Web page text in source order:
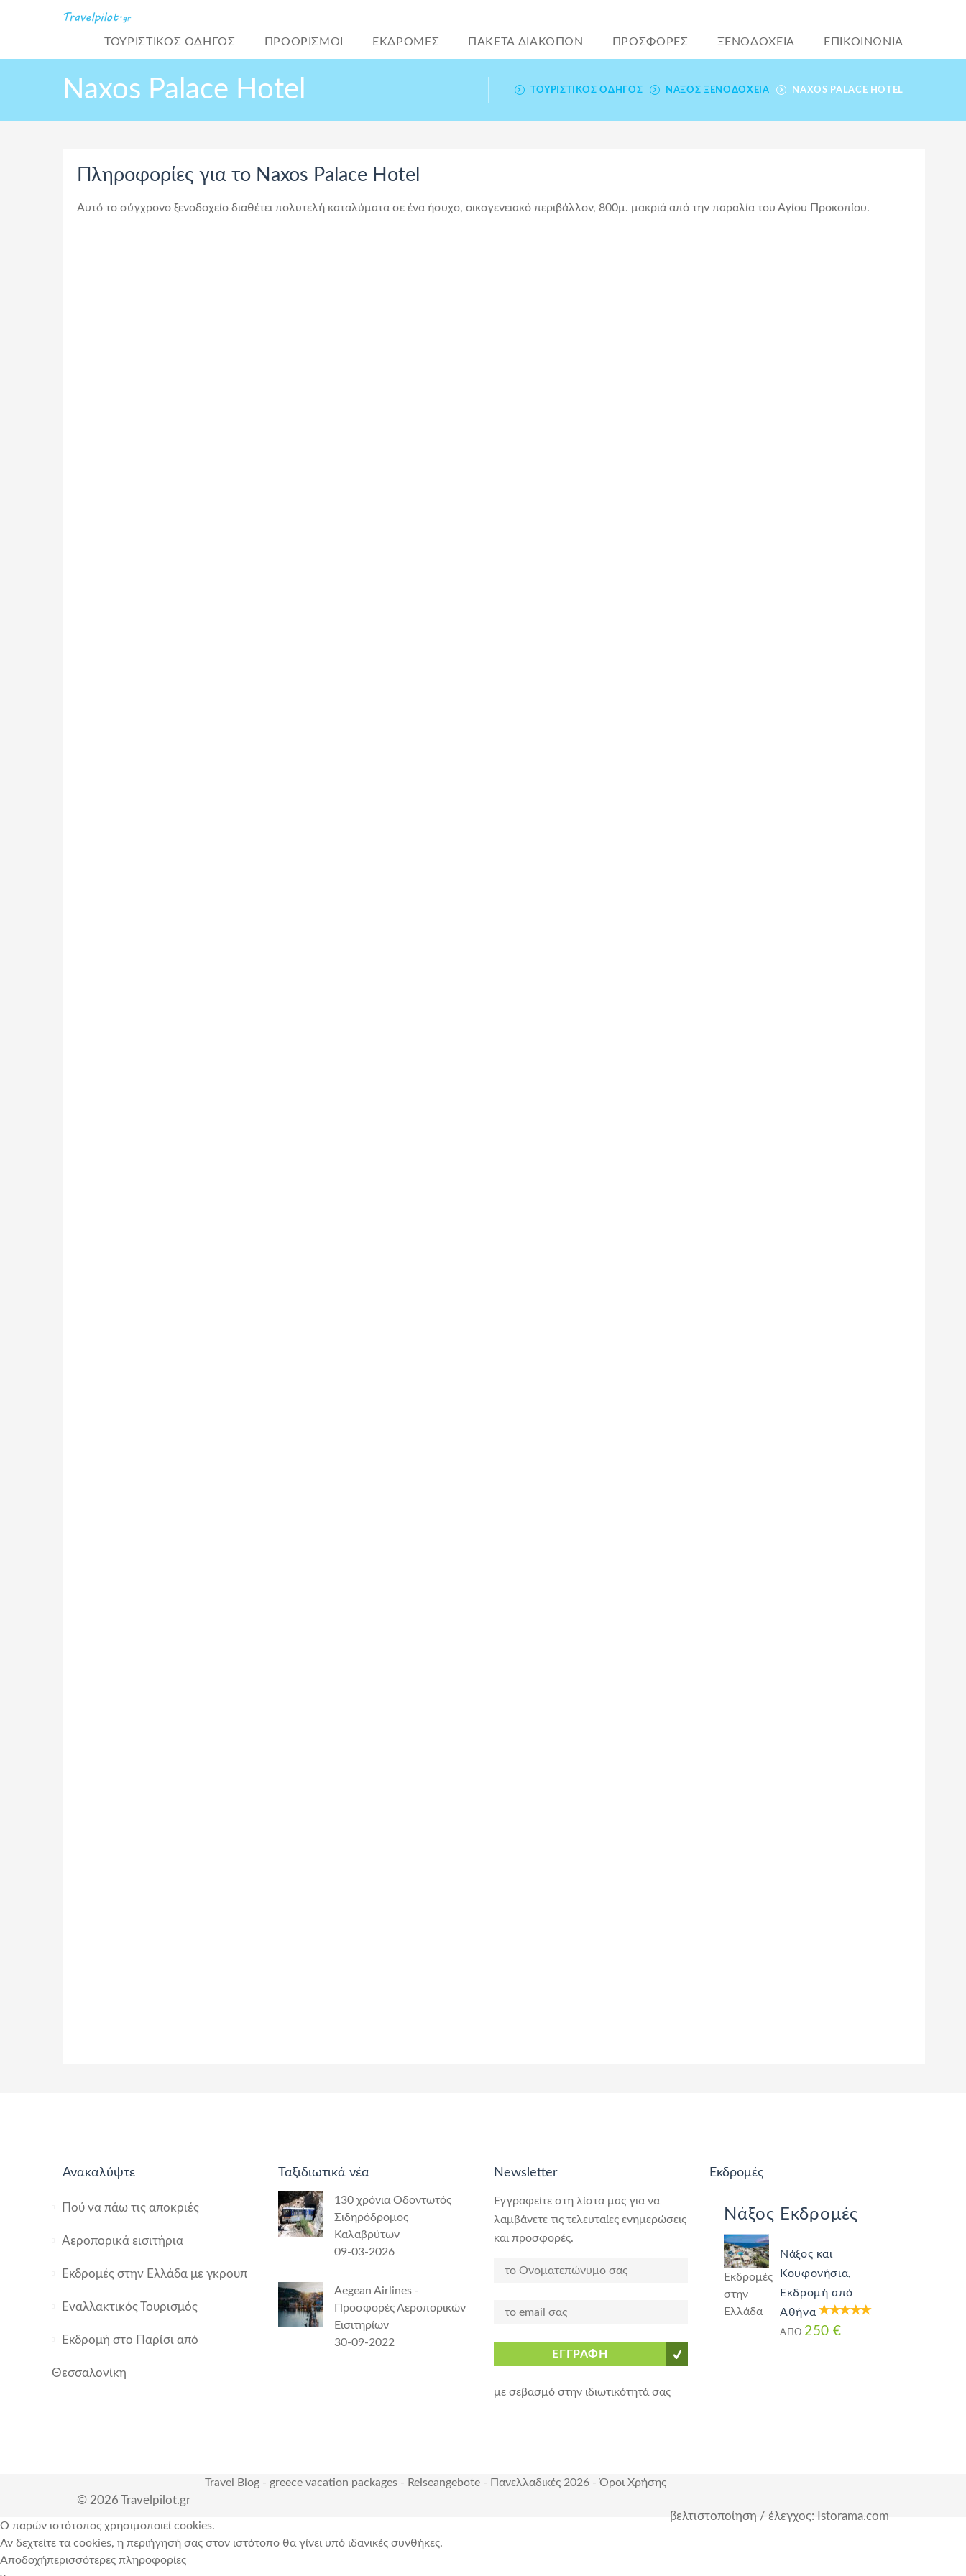
ΤΟΥΡΙΣΤΙΚΌΣ ΟΔΗΓΟΣ ΠΡΟΟΡΙΣΜΟΙ ΕΚΔΡΟΜΕΣ ΠΑΚΕΤΑ ΔΙΑΚΟΠΩΝ ΠΡΟΣΦΟΡΕΣ ΞΕΝΟΔΟΧΕΙΑ ΕΠΙΚΟΙΝΩΝΙΑ
Naxos Palace Hotel ΤΟΥΡΙΣΤΙΚΌΣ ΟΔΗΓΌΣ ΝΆΞΟΣ ΞΕΝΟΔΟΧΕΊΑ NAXOS PALACE HOTEL
Πληροφορίες για το Naxos Palace Hotel
Αυτό το σύγχρονο ξενοδοχείο διαθέτει πολυτελή καταλύματα σε ένα ήσυχο, οικογενειακό περιβάλλον, 800μ. μακριά από την παραλία του Αγίου Προκοπίου.
Ανακαλύψτε
Πού να πάω τις αποκριές
Αεροπορικά εισιτήρια
Εκδρομές στην Ελλάδα με γκρουπ
Εναλλακτικός Τουρισμός
Εκδρομή στο Παρίσι από
Θεσσαλονίκη
Ταξιδιωτικά νέα
130 χρόνια Οδοντωτός
Σιδηρόδρομος
Καλαβρύτων
09-03-2026
Aegean Airlines -
Προσφορές Αεροπορικών
Εισιτηρίων
30-09-2022
Newsletter
Εγγραφείτε στη λίστα μας για να
λαμβάνετε τις τελευταίες ενημερώσεις
και προσφορές.
ΕΓΓΡΑΦΗ
με σεβασμό στην ιδιωτικότητά σας
Εκδρομές
Νάξος Εκδρομές
Εκδρομές
στην
Ελλάδα
Νάξος και
Κουφονήσια,
Εκδρομή από
Αθήνα
ΑΠΌ 250 €
© 2026 Travelpilot.gr
Travel Blog - greece vacation packages - Reiseangebote - Πανελλαδικές 2026 -Όροι Χρήσης
βελτιστοποίηση / έλεγχος: Istorama.com
Ο παρών ιστότοπος χρησιμοποιεί cookies.
Αν δεχτείτε τα cookies, η περιήγησή σας στον ιστότοπο θα γίνει υπό ιδανικές συνθήκες.
Αποδοχήπερισσότερες πληροφορίες